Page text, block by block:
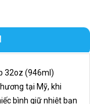
32oz (946ml)
tại Mỹ, khi
bình giữ nhiệt bạn